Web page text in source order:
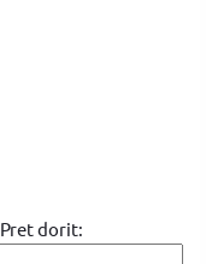
Pret dorit: